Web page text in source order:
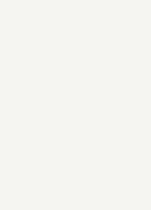
I./ Curzate
II./
III./
Curzate
Mildicut